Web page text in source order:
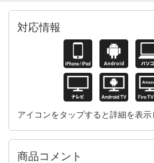
対応情報
アイコンをタップすると詳細を表示
商品コメント